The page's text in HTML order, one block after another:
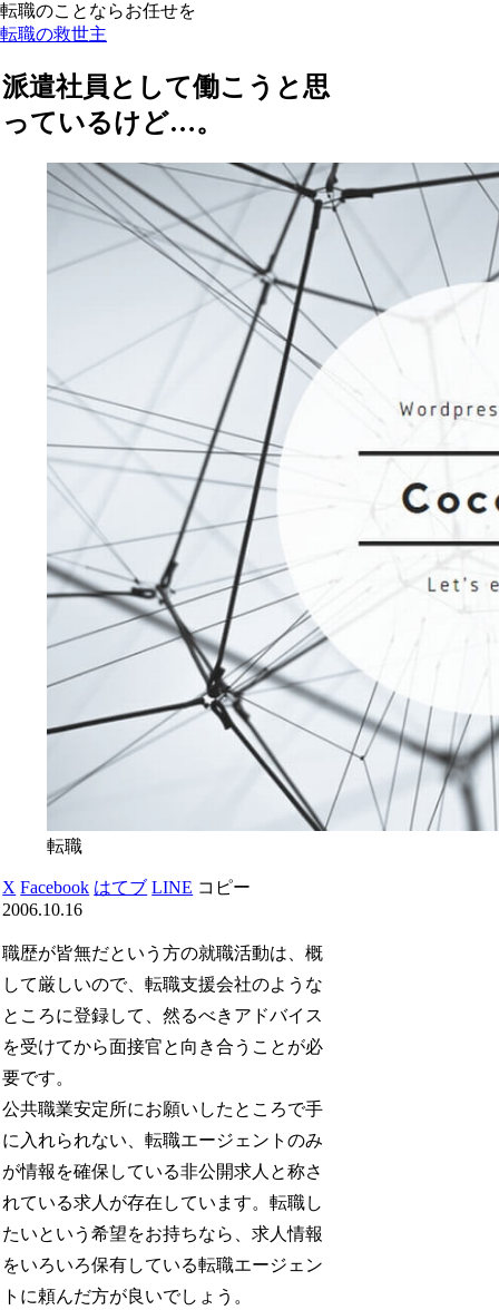
転職のことならお任せを
転職の救世主
派遣社員として働こうと思
っているけど…。
転職
X Facebook はてブ LINE コピー
2006.10.16
職歴が皆無だという方の就職活動は、概
して厳しいので、転職支援会社のような
ところに登録して、然るべきアドバイス
を受けてから面接官と向き合うことが必
要です。
公共職業安定所にお願いしたところで手
に入れられない、転職エージェントのみ
が情報を確保している非公開求人と称さ
れている求人が存在しています。転職し
たいという希望をお持ちなら、求人情報
をいろいろ保有している転職エージェン
トに頼んだ方が良いでしょう。